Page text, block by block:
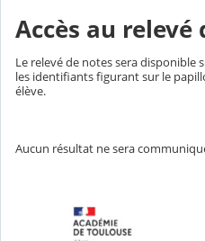
Accès au relevé
Le relevé de notes sera disponible
les identifiants figurant sur le
élève.
Aucun résultat ne sera